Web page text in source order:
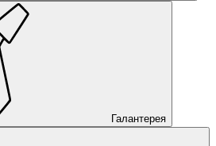
Галантерея